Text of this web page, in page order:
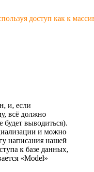
доступ как к
и, если
всё должно
будет выводиться).
и можно
написания нашей
к базе данных,
«Model»